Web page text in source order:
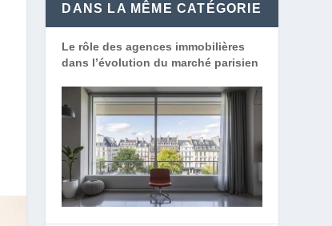
DANS LA MÊME CATÉGORIE
Le rôle des agences immobilières
dans l’évolution du marché parisien